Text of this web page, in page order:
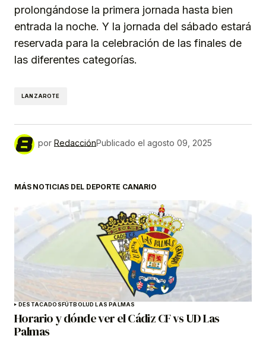
prolongándose la primera jornada hasta bien
entrada la noche. Y la jornada del sábado estará
reservada para la celebración de las finales de
las diferentes categorías.
LANZAROTE
por RedacciónPublicado el agosto 09, 2025
MÁS NOTICIAS DEL DEPORTE CANARIO
DESTACADOSFÚTBOLUD LAS PALMAS
Horario y dónde ver el Cádiz CF vs UD Las
Palmas